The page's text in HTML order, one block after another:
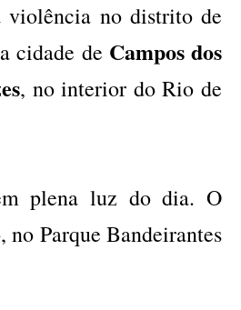
no distrito de
cidade de Campos dos
, no interior do Rio de
plena luz do dia. O
Parque Bandeirantes